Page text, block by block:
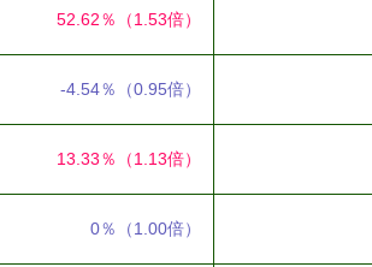
52.62％ （1.53倍）
-4.54％ （0.95倍）
13.33％ （1.13倍）
0％ （1.00倍）